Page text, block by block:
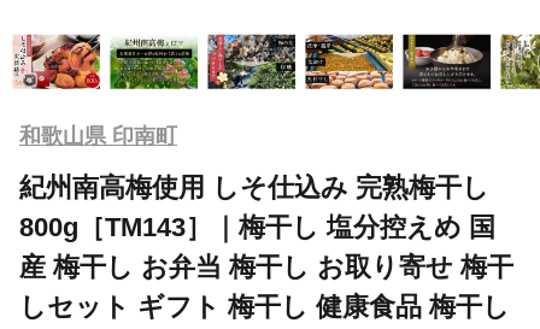
和歌山県 印南町
紀州南高梅使用 しそ仕込み 完熟梅干し
800g［TM143］｜梅干し 塩分控えめ 国
産 梅干し お弁当 梅干し お取り寄せ 梅干
しセット ギフト 梅干し 健康食品 梅干し